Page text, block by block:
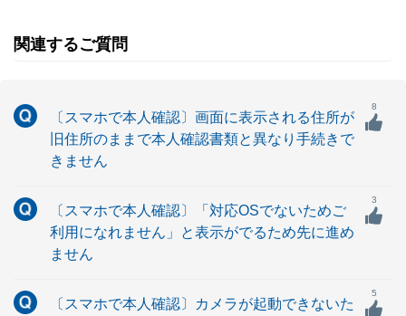
関連するご質問
〔スマホで本人確認〕画面に表示される住所が
旧住所のままで本人確認書類と異なり手続きで
きません
8
〔スマホで本人確認〕「対応OSでないためご
利用になれません」と表示がでるため先に進め
ません
3
〔スマホで本人確認〕カメラが起動できないた
5